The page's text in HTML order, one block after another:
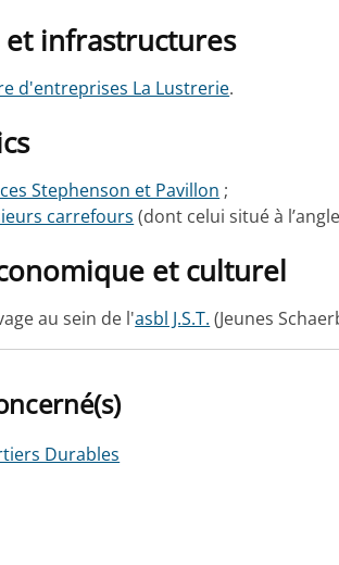
et infrastructures
d'entreprises La Lustrerie.
Stephenson et Pavillon ;
carrefours (dont celui situé à
et culturel
au sein de l'asbl J.S.T. (Jeunes
Durables